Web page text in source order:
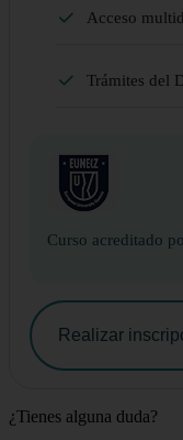
Acceso
Trámites del
Curso acreditado
Realizar
¿Tienes alguna duda?